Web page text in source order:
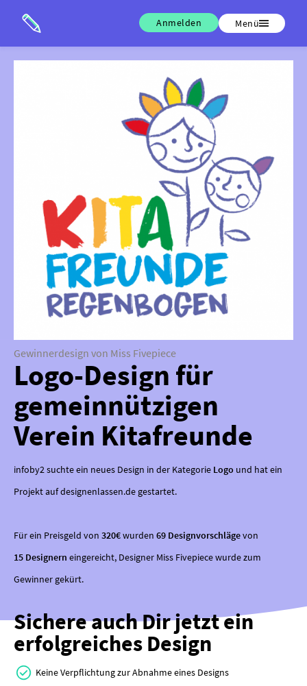
Anmelden Menü
Gewinnerdesign von Miss Fivepiece
Logo-Design für
gemeinnützigen
Verein Kitafreunde
infoby2 suchte ein neues Design in der Kategorie Logo und hat ein
Projekt auf designenlassen.de gestartet.
Für ein Preisgeld von 320€wurden 69 Designvorschlägevon
15 Designern eingereicht, Designer Miss Fivepiece wurde zum
Gewinner gekürt.
Sichere auch Dir jetzt ein
erfolgreiches Design
Keine Verpflichtung zur Abnahme eines Designs